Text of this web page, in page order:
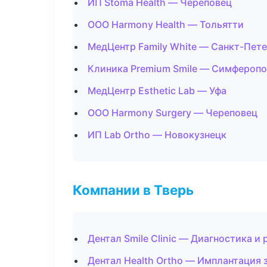
ИП Stoma Health — Череповец
ООО Harmony Health — Тольятти
МедЦентр Family White — Санкт-
Клиника Premium Smile —
МедЦентр Esthetic Lab — Уфа
ООО Harmony Surgery — Череповец
ИП Lab Ortho — Новокузнецк
Компании в Тверь
Дентал Smile Clinic — Диагностика и
Дентал Health Ortho — Имплантация